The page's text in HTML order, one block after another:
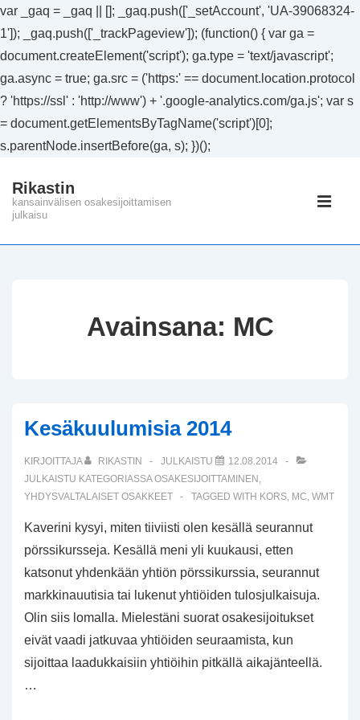
var _gaq = _gaq || []; _gaq.push(['_setAccount', 'UA-39068324-
1']); _gaq.push(['_trackPageview']); (function() { var ga =
document.createElement('script'); ga.type = 'text/javascript';
ga.async = true; ga.src = ('https:' == document.location.protocol
? 'https://ssl' : 'http://www') + '.google-analytics.com/ga.js'; var s
= document.getElementsByTagName('script')[0];
s.parentNode.insertBefore(ga, s); })();
Siirry
pääsisältöön
Rikastin
kansainvälisen osakesijoittamisen
julkaisu
Avainsana: MC
Kesäkuulumisia 2014
KIRJOITTAJA RIKASTIN JULKAISTU
12.08.2014
JULKAISTU KATEGORIASSAOSAKESIJOITTAMINEN ,
YHDYSVALTALAISET OSAKKEET
TAGGED WITH KORS, MC, WMT
Kaverini kysyi, miten tiiviisti olen kesällä seurannut
pörssikursseja. Kesällä meni yli kuukausi, etten
katsonut yhdenkään yhtiön pörssikurssia, seurannut
markkinauutisia tai lukenut yhtiöiden tulosjulkaisuja.
Olin siis lomalla. Mielestäni suorat osakesijoitukset
eivät vaadi jatkuvaa yhtiöiden seuraamista, kun
sijoittaa laadukkaisiin yhtiöihin pitkällä aikajänteellä.
…